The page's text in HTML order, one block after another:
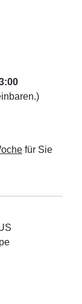
für Sie